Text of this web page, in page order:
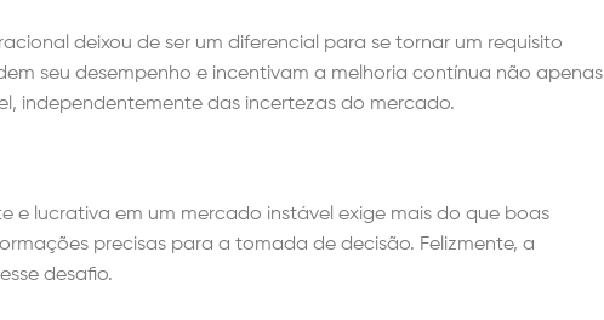
deixou de ser um diferencial para se tornar um requisito
seu desempenho e incentivam a melhoria contínua não apenas
independentemente das incertezas do mercado.
e lucrativa em um mercado instável exige mais do que boas
precisas para a tomada de decisão. Felizmente, a
desafio.